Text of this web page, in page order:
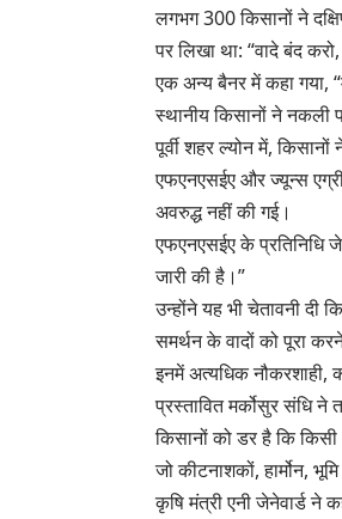
लगभग 300 किसानों ने
पर लिखा था: “वादे बंद
एक अन्य बैनर में कहा
स्थानीय किसानों ने
पूर्वी शहर ल्योन में,
एफएनएसईए और ज्यून्स
अवरुद्ध नहीं की गई।
एफएनएसईए के प्रतिनिधि
जारी की है।”
उन्होंने यह भी चेतावनी दी
समर्थन के वादों को पूरा
इनमें अत्यधिक
प्रस्तावित मर्कोसुर संधि ने
किसानों को डर है कि
जो कीटनाशकों, हार्मोन,
कृषि मंत्री एनी जेनेवार्ड ने